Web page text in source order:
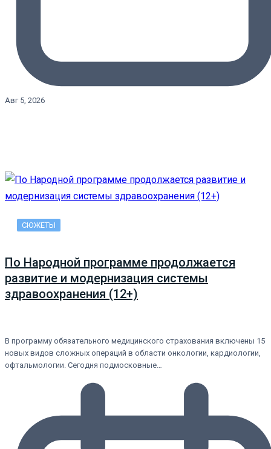
Авг 5, 2026
СЮЖЕТЫ
По Народной программе продолжается
развитие и модернизация системы
здравоохранения (12+)
В программу обязательного медицинского страхования включены 15
новых видов сложных операций в области онкологии, кардиологии,
офтальмологии. Сегодня подмосковные…